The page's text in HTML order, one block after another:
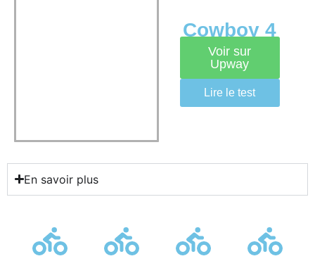
Cowboy 4
Voir sur
Upway
Lire le test
En savoir plus